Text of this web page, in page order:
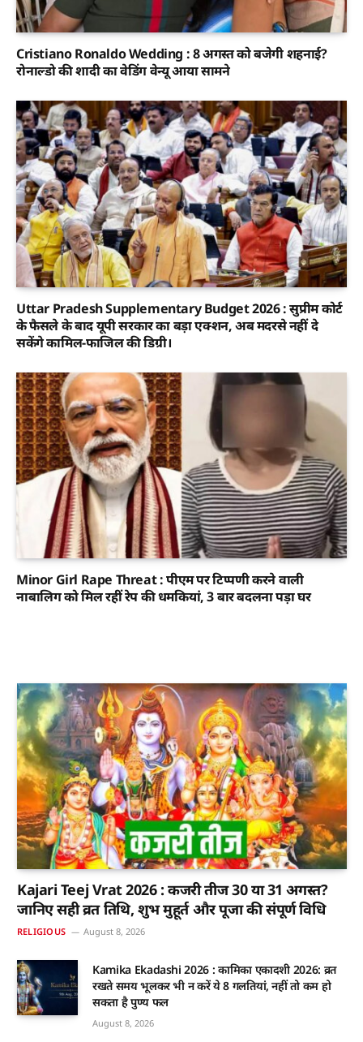
Cristiano Ronaldo Wedding : 8 अगस्त को बजेगी शहनाई?
रोनाल्डो की शादी का वेडिंग वेन्यू आया सामने
Uttar Pradesh Supplementary Budget 2026 : सुप्रीम कोर्ट
के फैसले के बाद यूपी सरकार का बड़ा एक्शन, अब मदरसे नहीं दे
सकेंगे कामिल-फाजिल की डिग्री।
Minor Girl Rape Threat : पीएम पर टिप्पणी करने वाली
नाबालिग को मिल रहीं रेप की धमकियां, 3 बार बदलना पड़ा घर
Kajari Teej Vrat 2026 : कजरी तीज 30 या 31 अगस्त?
जानिए सही व्रत तिथि, शुभ मुहूर्त और पूजा की संपूर्ण विधि
RELIGIOUS August 8, 2026
Kamika Ekadashi 2026 : कामिका एकादशी 2026: व्रत
रखते समय भूलकर भी न करें ये 8 गलतियां, नहीं तो कम हो
सकता है पुण्य फल
August 8, 2026